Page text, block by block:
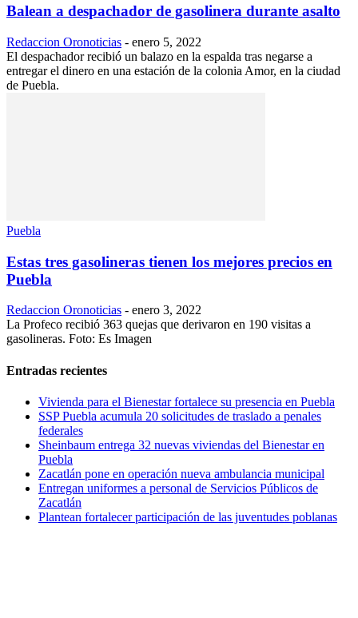
Balean a despachador de gasolinera durante asalto
Redaccion Oronoticias - enero 5, 2022
El despachador recibió un balazo en la espalda tras negarse a
entregar el dinero en una estación de la colonia Amor, en la ciudad
de Puebla.
Puebla
Estas tres gasolineras tienen los mejores precios en
Puebla
Redaccion Oronoticias - enero 3, 2022
La Profeco recibió 363 quejas que derivaron en 190 visitas a
gasolineras. Foto: Es Imagen
Entradas recientes
Vivienda para el Bienestar fortalece su presencia en Puebla
SSP Puebla acumula 20 solicitudes de traslado a penales
federales
Sheinbaum entrega 32 nuevas viviendas del Bienestar en
Puebla
Zacatlán pone en operación nueva ambulancia municipal
Entregan uniformes a personal de Servicios Públicos de
Zacatlán
Plantean fortalecer participación de las juventudes poblanas